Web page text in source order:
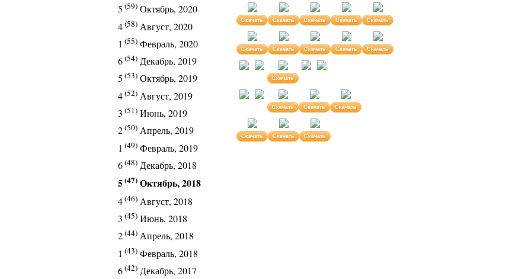
5 (59) Октябрь, 2020
4(58) Август, 2020
1 (55) Февраль, 2020
6(54) Декабрь, 2019
5 (53) Октябрь, 2019
4(52) Август, 2019
3 (51) Июнь, 2019
2(50) Апрель, 2019
1 (49) Февраль, 2019
6(48) Декабрь, 2018
5(47) Октябрь, 2018
4(46) Август, 2018
3 (45) Июнь, 2018
2(44) Апрель, 2018
1 (43) Февраль, 2018
6(42) Декабрь, 2017
Скачать Скачать Скачать Скачать Скачать
Скачать Скачать Скачать Скачать Скачать
Скачать
Скачать Скачать Скачать
Скачать Скачать Скачать